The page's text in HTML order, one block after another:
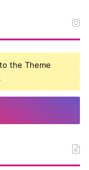
the Theme